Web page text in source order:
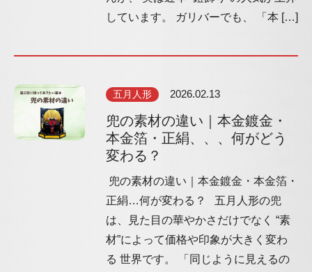
しています。 ガリバーでも、 「本 […]
五月人形 2026.02.13
兜の素材の違い｜本金鍍金・
本金箔・正絹、、、何がどう
変わる？
兜の素材の違い｜本金鍍金・本金箔・
正絹…何が変わる？ 五月人形の兜
は、見た目の華やかさだけでなく “素
材”によって価格や印象が大きく変わ
る 世界です。 「同じように見えるの